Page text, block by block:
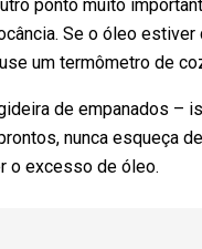
ponto muito
Se o óleo
um termômetro de
de empanados –
nunca esqueça
o excesso de óleo.